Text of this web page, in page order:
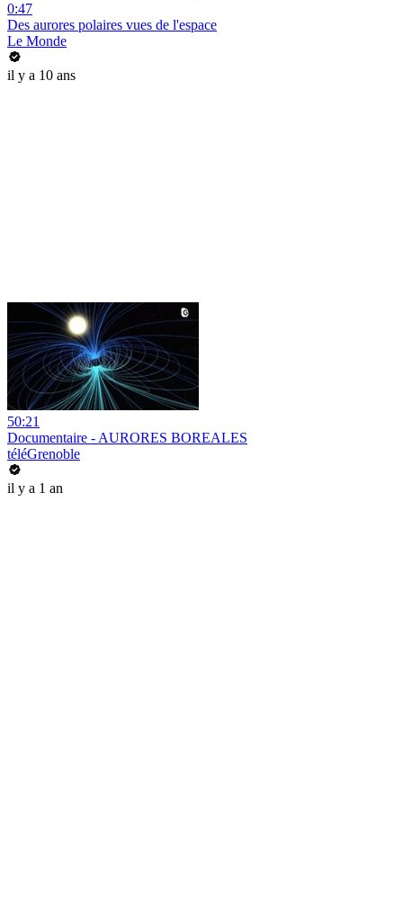
0:47
Des aurores polaires vues de l'espace
Le Monde
il y a 10 ans
50:21
Documentaire - AURORES BOREALES
téléGrenoble
il y a 1 an